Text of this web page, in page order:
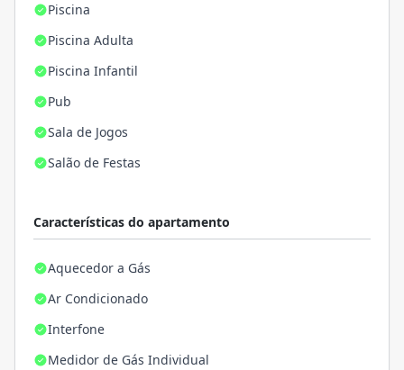
Piscina
Piscina Adulta
Piscina Infantil
Pub
Sala de Jogos
Salão de Festas
Características do apartamento
Aquecedor a Gás
Ar Condicionado
Interfone
Medidor de Gás Individual